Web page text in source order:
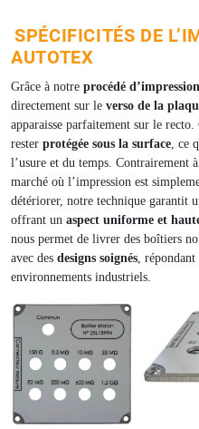
SPÉCIFICITÉS DE
AUTOTEX
Grâce à notre procédé
directement sur le verso de la
apparaisse parfaitement sur le
rester protégée sous la surface, ce
l’usure et du temps. Contrairement
marché où l’impression est
détériorer, notre technique garantit
offrant un aspect uniforme et
nous permet de livrer des boîtiers
avec des designs soignés, répondant
environnements industriels.